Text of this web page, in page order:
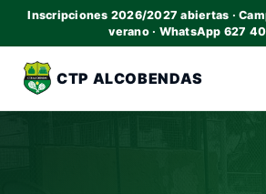
Inscripciones 2026/2027 abiertas ·
verano · WhatsApp 627
CTP ALCOBENDAS